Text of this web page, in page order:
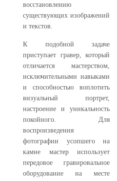
восстановлению
существующих изображений
и текстов.
К подобной задаче
приступает гравер, который
отличается мастерством,
исключительными навыками
и способностью воплотить
визуальный портрет,
настроение и уникальность
покойного. Для
воспроизведения
фотографии усопшего на
камне мастер использует
передовое гравировальное
оборудование на месте